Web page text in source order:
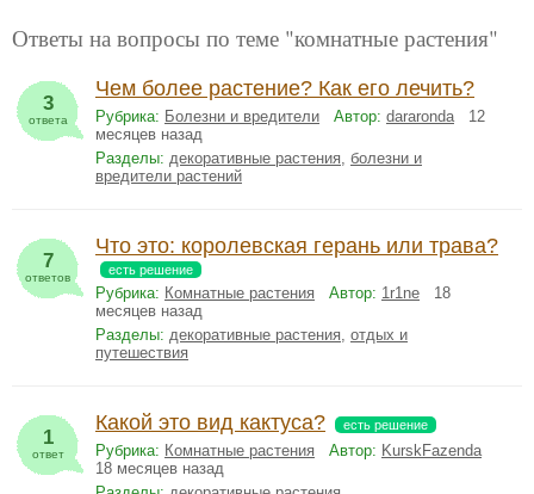
Ответы на вопросы по теме "комнатные растения"
3
ответа
Чем более растение? Как его лечить?
Рубрика: Болезни и вредители Автор: dararonda12
месяцев назад
Разделы: декоративные растения, болезни и
вредители растений
7
ответов
Что это: королевская герань или трава?
есть решение
Рубрика: Комнатные растения Автор: 1r1ne 18
месяцев назад
Разделы: декоративные растения, отдых и
путешествия
1
ответ
Какой это вид кактуса? есть решение
Рубрика: Комнатные растения Автор: KurskFazenda
18 месяцев назад